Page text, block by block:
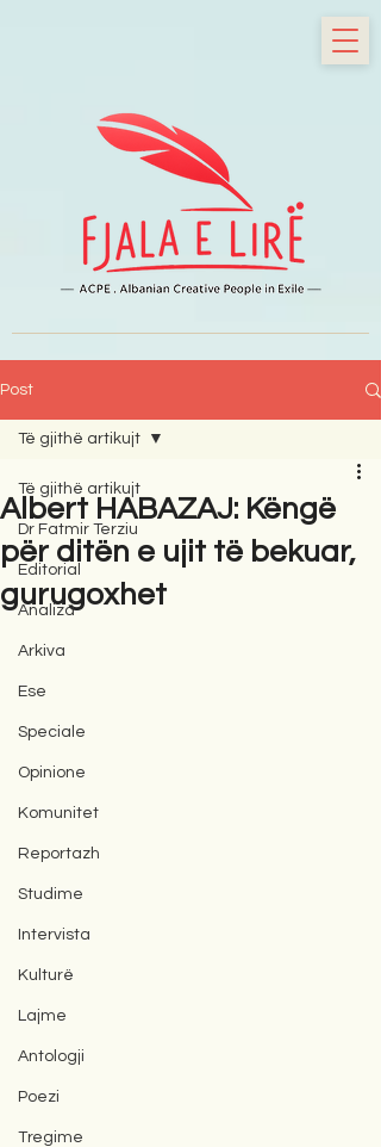
Post
Të gjithë artikujt
Dr Fatmir Terziu
Editorial
Analiza
Arkiva
Ese
Speciale
Opinione
Komunitet
Reportazh
Studime
Intervista
Kulturë
Lajme
Antologji
Poezi
Tregime
Të gjithë artikujt
Albert HABAZAJ: Këngë
për ditën e ujit të bekuar,
gurugoxhet